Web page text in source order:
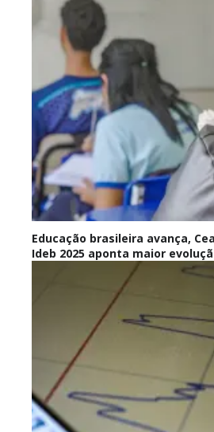
Educação brasileira avança,
Ideb 2025 aponta maior